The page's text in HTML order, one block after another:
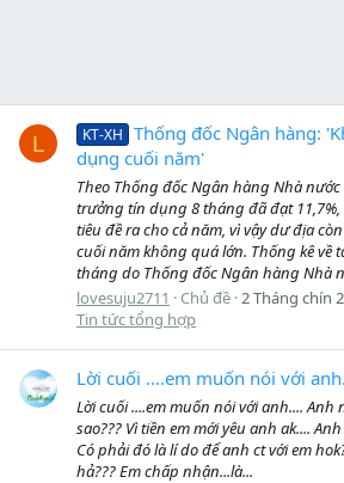
L KT-XH
Thống đốc Ngân hàng:
dụng cuối năm'
Theo Thống đốc Ngân hàng Nhà
trưởng tín dụng 8 tháng đã đạt
tiêu đề ra cho cả năm, vì vậy dư địa
cuối năm không quá lớn. Thống kê
tháng do Thống đốc Ngân hàng Nhà
lovesuju2711
Chủ đề 2 Tháng chín
Tin tức tổng hợp
Lời cuối ....em muốn nói với
Lời cuối ....em muốn nói với anh....
sao??? Vì tiền em mới yêu anh ak....
Có phải đó là lí do để anh ct với em
hả??? Em chấp nhận...là...